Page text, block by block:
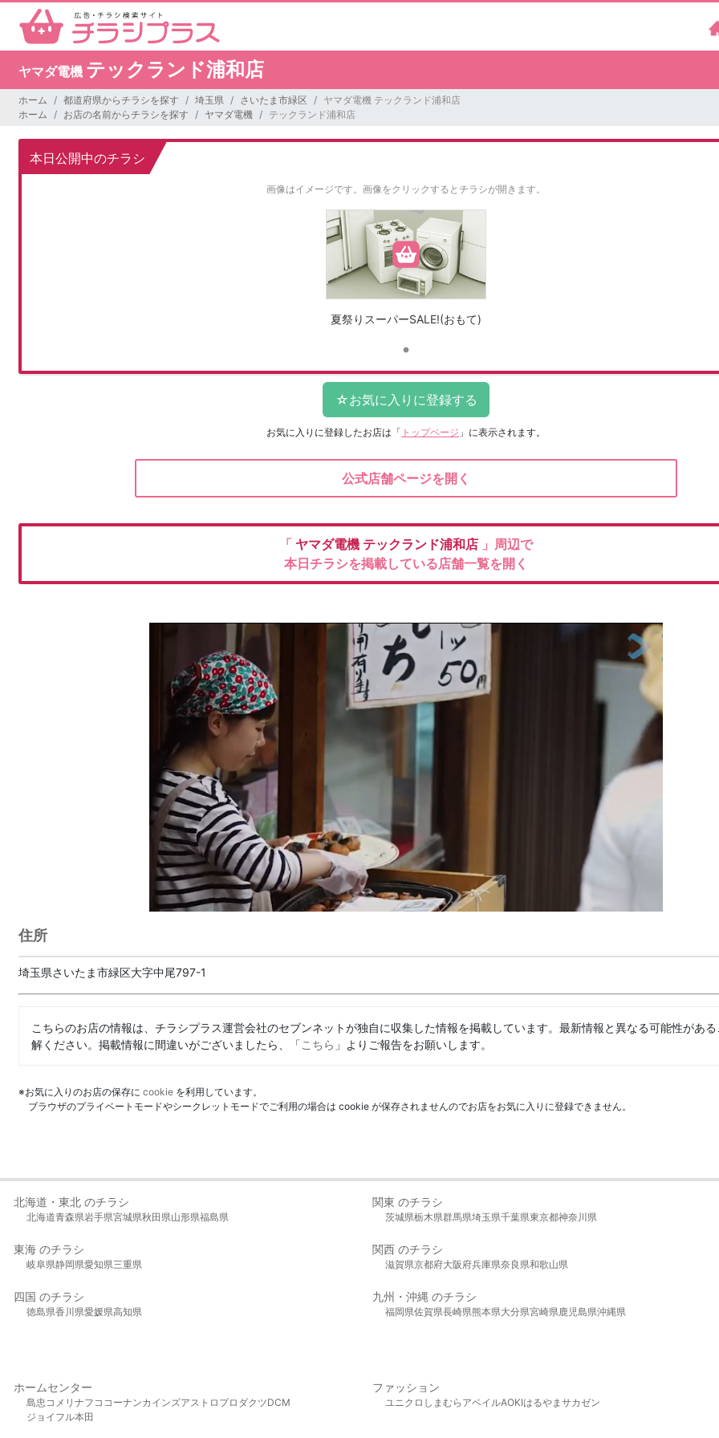
ヤマダ電機 テックランド浦和店
ホーム 都道府県からチラシを探す 埼玉県 さいたま市緑区
ヤマダ電機 テックランド浦和店
ホーム
お店の名前からチラシを探す ヤマダ電機 テックランド浦和店
本日公開中のチラシ
画像はイメージです。 画像をクリックするとチラシが開きます。
夏祭りスーパーSALE!(おもて)
お気に入りに登録したお店は 「 トップページ 」に表示されます。
公式店舗ページを開く
「 ヤマダ電機 テックランド浦和店 」周辺で
本日チラシを掲載している店舗一覧を開く
住所
埼玉県さいたま市緑区大字中尾797-1
こちらのお店の情報は、チラシプラス運営会社のセブンネットが独自に収集した情報を掲載しています。最新情報と異なる可能性があ
解ください。掲載情報に間違いがございましたら、「こちら 」よりご報告をお願いします。
※お気に入りのお店の保存に cookie を利用しています。
ブラウザのプライベートモードやシークレットモードでご利用の場合は cookie が保存されませんのでお店をお気に入りに登録できません。
北海道・東北 のチラシ
北海道青森県岩手県宮城県秋田県山形県福島県
関東 のチラシ
茨城県栃木県群馬県埼玉県千葉県東京都神奈川県
東海 のチラシ
岐阜県静岡県愛知県三重県
関西 のチラシ
滋賀県京都府大阪府兵庫県奈良県和歌山県
四国 のチラシ
徳島県香川県愛媛県高知県
九州・沖縄 のチラシ
福岡県佐賀県長崎県熊本県大分県宮崎県鹿児島県沖縄県
ホームセンター
島忠 コメリ ナフコ コーナンカインズアストロプロダクツDCM
ジョイフル本田
ファッション
ユニクロ しまむら アベイルAOKIはるやま サカゼン